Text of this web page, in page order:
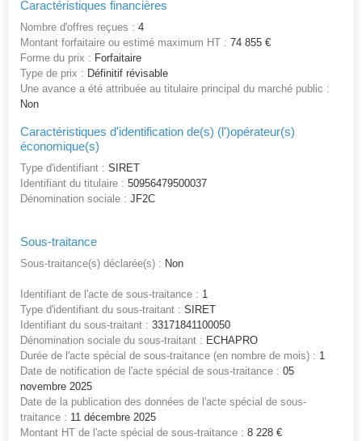
Caractéristiques financières
Nombre d'offres reçues : 4
Montant forfaitaire ou estimé maximum HT : 74 855 €
Forme du prix : Forfaitaire
Type de prix : Définitif révisable
Une avance a été attribuée au titulaire principal du marché public :
Non
Caractéristiques d'identification de(s) (l')opérateur(s)
économique(s)
Type d'identifiant : SIRET
Identifiant du titulaire : 50956479500037
Dénomination sociale : JF2C
Sous-traitance
Sous-traitance(s) déclarée(s) : Non
Identifiant de l'acte de sous-traitance : 1
Type d'identifiant du sous-traitant : SIRET
Identifiant du sous-traitant : 33171841100050
Dénomination sociale du sous-traitant : ECHAPRO
Durée de l'acte spécial de sous-traitance (en nombre de mois) : 1
Date de notification de l'acte spécial de sous-traitance : 05
novembre 2025
Date de la publication des données de l'acte spécial de sous-
traitance : 11 décembre 2025
Montant HT de l'acte spécial de sous-traitance : 8 228 €